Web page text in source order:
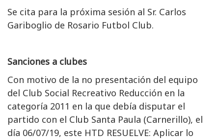
Se cita para la próxima sesión al Sr. Carlos
Gariboglio de Rosario Futbol Club.
Sanciones a clubes
Con motivo de la no presentación del equipo
del Club Social Recreativo Reducción en la
categoría 2011 en la que debía disputar el
partido con el Club Santa Paula (Carnerillo), el
día 06/07/19, este HTD RESUELVE: Aplicar lo